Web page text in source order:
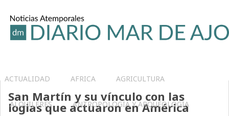
ACTUALIDAD AFRICA AGRICULTURA
ALQUILERES ANTROPOLOGÍA Y ARQUEOLOGÍA
San Martín y su vínculo con las
logias que actuaron en América